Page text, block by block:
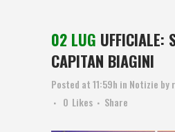
02 LUG UFFICIALE:
CAPITAN BIAGINI
Posted at 11:59h in Notizie by
0 Likes Share